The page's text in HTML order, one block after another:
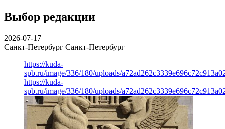
Выбор редакции
2026-07-17
Санкт-Петербург Санкт-Петербург
https://kuda-
spb.ru/image/336/180/uploads/
https://kuda-
spb.ru/image/336/180/uploads/